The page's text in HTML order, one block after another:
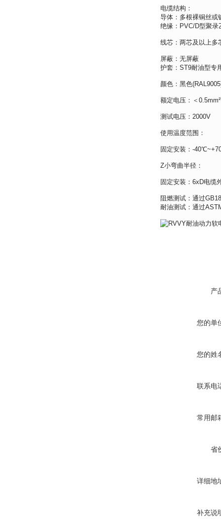
电缆结构：
导体：多根裸铜丝或
绝缘：PVC/D型聚录
线芯：两芯及以上多
屏蔽：无屏蔽
护套：ST9耐油型专
颜色：黑色
额定电压：＜
测试电压：2000V
使用温度范围：
固定安装：-
Z小弯曲半径：
固定安装：6xD电缆
阻燃测试：通过
耐油测试：通过
产
您的单
您的姓
联系电
常用邮
省
详细地
补充说